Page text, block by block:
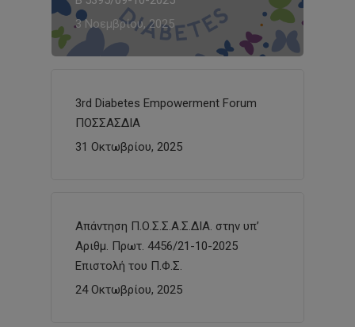
3 Νοεμβρίου, 2025
3rd Diabetes Empowerment Forum
ΠΟΣΣΑΣΔΙΑ
31 Οκτωβρίου, 2025
Απάντηση Π.Ο.Σ.Σ.Α.Σ.ΔΙΑ. στην υπ’
Αριθμ. Πρωτ. 4456/21-10-2025
Επιστολή του Π.Φ.Σ.
24 Οκτωβρίου, 2025